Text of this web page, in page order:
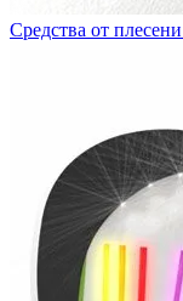
Средства от